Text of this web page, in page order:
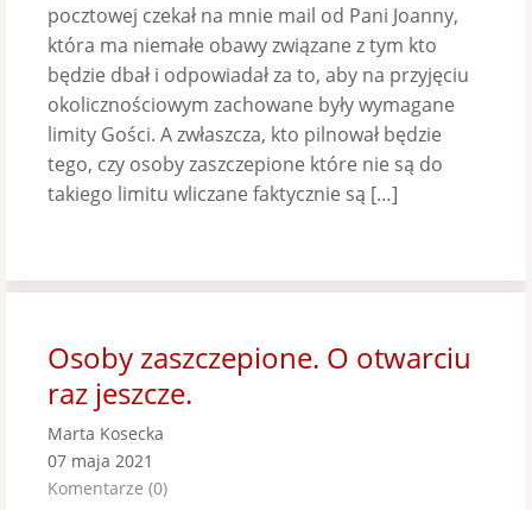
pocztowej czekał na mnie mail od Pani Joanny,
która ma niemałe obawy związane z tym kto
będzie dbał i odpowiadał za to, aby na przyjęciu
okolicznościowym zachowane były wymagane
limity Gości. A zwłaszcza, kto pilnował będzie
tego, czy osoby zaszczepione które nie są do
takiego limitu wliczane faktycznie są […]
Osoby zaszczepione. O otwarciu
raz jeszcze.
Marta Kosecka
07 maja 2021
Komentarze (0)